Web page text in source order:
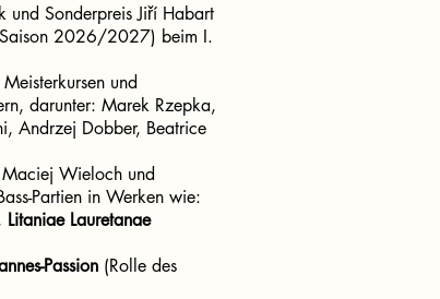
und Sonderpreis Jiří Habart
Saison 2026/2027) beim I.
und
darunter: Marek Rzepka,
Andrzej Dobber, Beatrice
Wieloch und
Partien in Werken wie:
Litaniae Lauretanae
Passion (Rolle des